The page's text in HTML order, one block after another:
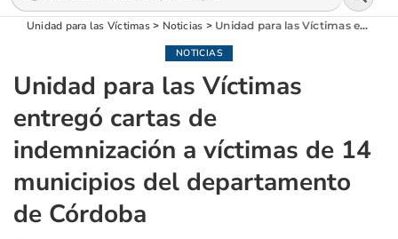
Unidad para las Víctimas> Noticias > Unidad para las Víctimas entregó cartas de indemnización a víctimas de 14 municipios del departamento de Córdoba
NOTICIAS
Unidad para las Víctimas
entregó cartas de
indemnización a víctimas de 14
municipios del departamento
de Córdoba